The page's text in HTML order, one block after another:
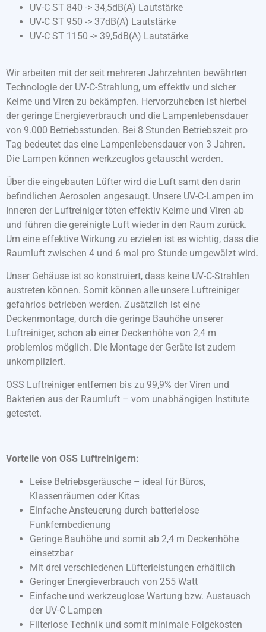
UV-C ST 840 -> 34,5dB(A) Lautstärke
UV-C ST 950 -> 37dB(A) Lautstärke
UV-C ST 1150 -> 39,5dB(A) Lautstärke
Wir arbeiten mit der seit mehreren Jahrzehnten bewährten
Technologie der UV-C-Strahlung, um effektiv und sicher
Keime und Viren zu bekämpfen. Hervorzuheben ist hierbei
der geringe Energieverbrauch und die Lampenlebensdauer
von 9.000 Betriebsstunden. Bei 8 Stunden Betriebszeit pro
Tag bedeutet das eine Lampenlebensdauer von 3 Jahren.
Die Lampen können werkzeuglos getauscht werden.
Über die eingebauten Lüfter wird die Luft samt den darin
befindlichen Aerosolen angesaugt. Unsere UV-C-Lampen im
Inneren der Luftreiniger töten effektiv Keime und Viren ab
und führen die gereinigte Luft wieder in den Raum zurück.
Um eine effektive Wirkung zu erzielen ist es wichtig, dass die
Raumluft zwischen 4 und 6 mal pro Stunde umgewälzt wird.
Unser Gehäuse ist so konstruiert, dass keine UV-C-Strahlen
austreten können. Somit können alle unsere Luftreiniger
gefahrlos betrieben werden. Zusätzlich ist eine
Deckenmontage, durch die geringe Bauhöhe unserer
Luftreiniger, schon ab einer Deckenhöhe von 2,4 m
problemlos möglich. Die Montage der Geräte ist zudem
unkompliziert.
OSS Luftreiniger entfernen bis zu 99,9% der Viren und
Bakterien aus der Raumluft – vom unabhängigen Institute
getestet.
Vorteile von OSS Luftreinigern:
Leise Betriebsgeräusche – ideal für Büros,
Klassenräumen oder Kitas
Einfache Ansteuerung durch batterielose
Funkfernbedienung
Geringe Bauhöhe und somit ab 2,4 m Deckenhöhe
einsetzbar
Mit drei verschiedenen Lüfterleistungen erhältlich
Geringer Energieverbrauch von 255 Watt
Einfache und werkzeuglose Wartung bzw. Austausch
der UV-C Lampen
Filterlose Technik und somit minimale Folgekosten